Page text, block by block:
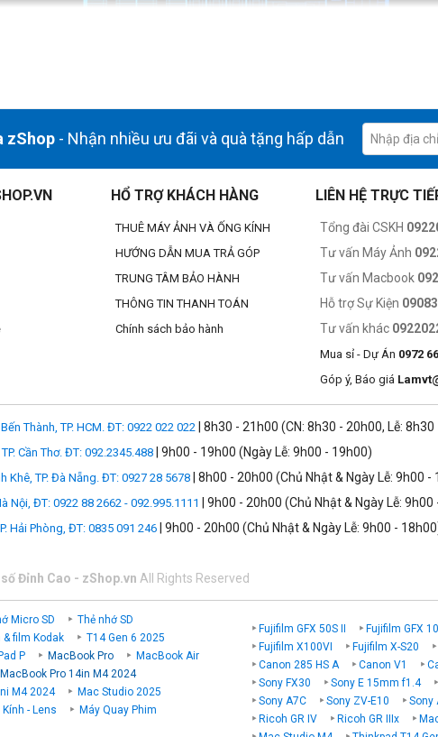
mạnh hiệu năng để đáp ứng các game và ứng dụng chuyên nghiệp
máy Mac, lên đến 24 giờ và hỗ trợ sạc nhanh, giúp máy sạc tới 50% pin
bạn có thể dành nhiều thời gian hơn để theo đuổi đam mê của mình thay vì
zShop - Nhận nhiều ưu đãi và quà tặng hấp dẫn
HỔ TRỢ KHÁCH HÀNG
THUÊ MÁY ẢNH VÀ ỐNG KÍNH
HƯỚNG DẪN MUA TRẢ GÓP
TRUNG TÂM BẢO HÀNH
THÔNG TIN THANH TOÁN
Chính sách bảo hành
LIÊN HỆ TRỰC
Tổng đài CSKH
Tư vấn Máy Ảnh
Tư vấn Macbook
Hỗ trợ Sự Kiện
Tư vấn khác
Mua sỉ - Dự Án 0972
Góp ý, Báo giá
Thành, TP. HCM. ĐT: 0922 022 022 | 8h30 - 21h00 (CN: 8h30 - 20h00, Lễ:
Cần Thơ. ĐT: 092.2345.488 | 9h00 - 19h00 (Ngày Lễ: 9h00 - 19h00)
Khê, TP. Đà Nẵng. ĐT: 0927 28 5678 | 8h00 - 20h00 (Chủ Nhật & Ngày Lễ: 9h00 -
Nội, ĐT: 0922 88 2662 - 092.995.1111
| 9h00 - 20h00 (Chủ Nhật & Ngày Lễ:
Hải Phòng, ĐT: 0835 091 246 | 9h00 - 20h00 (Chủ Nhật & Ngày Lễ: 9h00 -
Đỉnh Cao - zShop.vn All Rights Reserved
Micro SD
Thẻ nhớ SD
& film Kodak
T14 Gen 6 2025
P MacBook Pro
MacBook Air
MacBook Pro 14in M4 2024
M4 2024
Mac Studio 2025
Kính - Lens
Máy Quay Phim
Fujifilm GFX 50S II
Fujifilm GFX
Fujifilm X100VI
Fujifilm X-S20
Canon 285 HS A
Canon V1
Sony FX30
Sony E 15mm f1.4
Sony A7C
Sony ZV-E10
Sony
Ricoh GR IV
Ricoh GR IIIx